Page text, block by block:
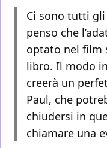
Ci sono tutti
penso che
optato nel film
libro. Il modo
creerà un
Paul, che
chiudersi in
chiamare una